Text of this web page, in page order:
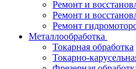
Ремонт и
Ремонт и
Ремонт
Металлообработка
Токарная обработка
Токарно-